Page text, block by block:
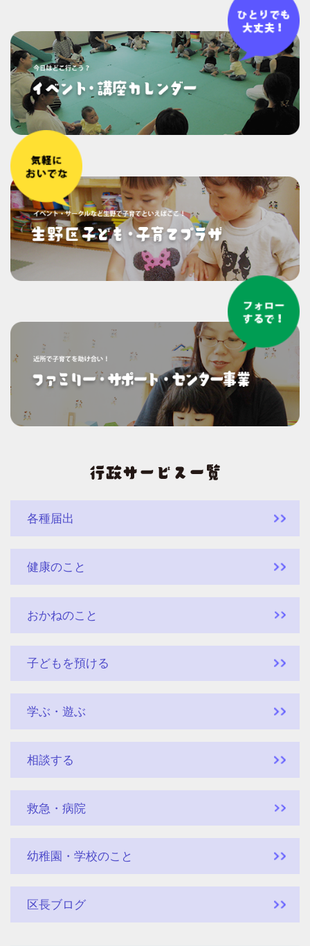
各種届出
健康のこと
おかねのこと
子どもを預ける
学ぶ・遊ぶ
相談する
救急・病院
幼稚園・学校のこと
区長ブログ